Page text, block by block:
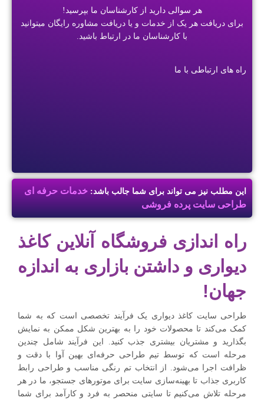
هر سوالی دارید از کارشناسان ما بپرسید!
برای دریافت هر یک از خدمات و یا دریافت مشاوره رایگان میتوانید
با کارشناسان ما در ارتباط باشید.
راه های ارتباطی با ما
این مطلب نیز می تواند برای شما جالب باشد: خدمات حرفه ای
طراحی سایت پرده فروشی
راه اندازی فروشگاه آنلاین کاغذ
دیواری و داشتن بازاری به اندازه
جهان!
طراحی سایت کاغذ دیواری یک فرآیند تخصصی است که به شما
کمک می‌کند تا محصولات خود را به بهترین شکل ممکن به نمایش
بگذارید و مشتریان بیشتری جذب کنید. این فرآیند شامل چندین
مرحله است که توسط تیم طراحی حرفه‌ای بهین آوا با دقت و
ظرافت اجرا می‌شود. از انتخاب تم رنگی مناسب و طراحی رابط
کاربری جذاب تا بهینه‌سازی سایت برای موتورهای جستجو، ما در هر
مرحله تلاش می‌کنیم تا سایتی منحصر به فرد و کارآمد برای شما